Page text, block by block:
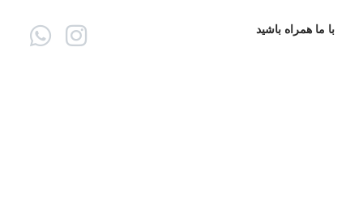
با ما همراه باشید